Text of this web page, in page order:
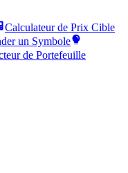
Calculateur de Prix Cible
un Symbole
de Portefeuille